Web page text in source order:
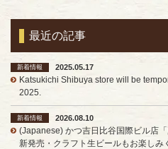
最近の記事
新着情報
2025.05.17
Katsukichi Shibuya store will be
2025.
新着情報
2026.08.10
(Japanese) かつ吉日比谷国際ビル店
新発売・クラフト生ビールもお楽しみ